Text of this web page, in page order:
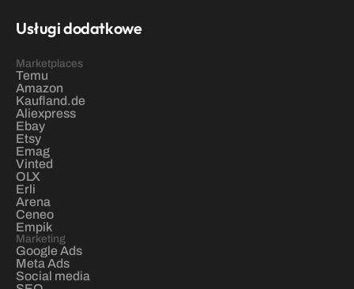
Usługi dodatkowe
Marketplaces
Temu
Amazon
Kaufland.de
Aliexpress
Ebay
Etsy
Emag
Vinted
OLX
Erli
Arena
Ceneo
Empik
Marketing
Google Ads
Meta Ads
Social media